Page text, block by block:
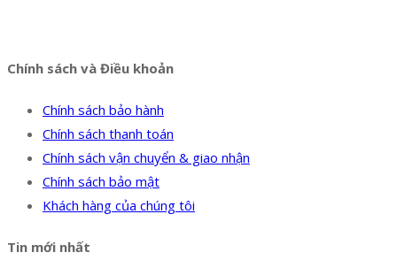
Chính sách và Điều khoản
Chính sách bảo hành
Chính sách thanh toán
Chính sách vận chuyển & giao nhận
Chính sách bảo mật
Khách hàng của chúng tôi
Tin mới nhất